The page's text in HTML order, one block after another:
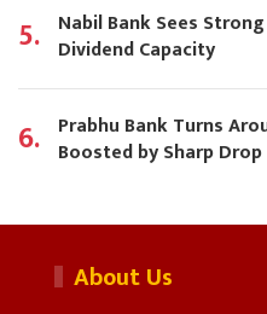
5. Nabil Bank Sees
Dividend Capacity
6. Prabhu Bank Turns
Boosted by Sharp
About Us